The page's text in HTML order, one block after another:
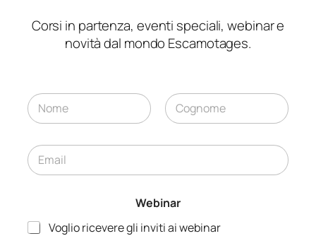
Corsi in partenza, eventi speciali, webinar e
novità dal mondo Escamotages.
W
i
a
A
c
N
o
m
*E
m
*
Webinar
Voglio ricevere gli inviti ai webinar